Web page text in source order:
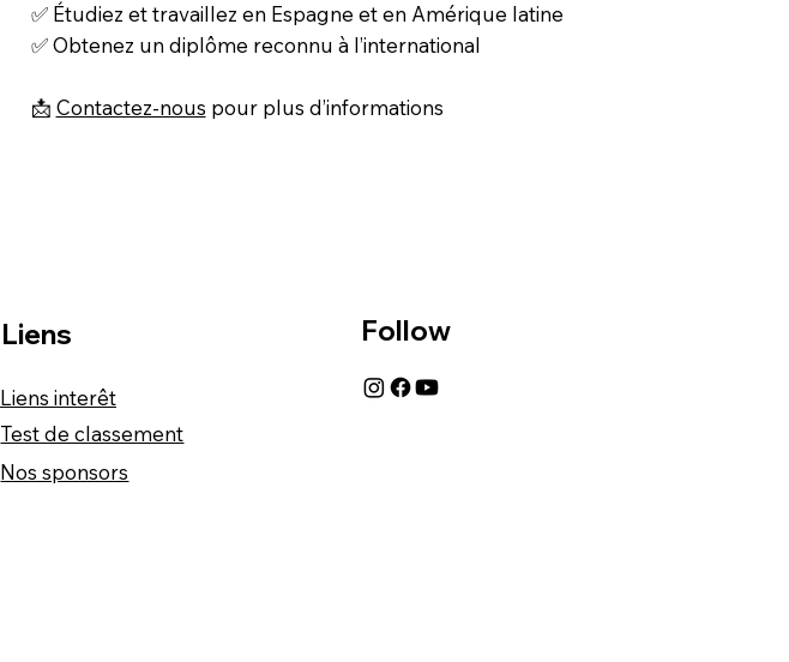
✅ Étudiez et travaillez en Espagne et en Amérique latine
✅ Obtenez un diplôme reconnu à l’international
📩 Contactez-nous pour plus d’informations
Liens
Liens interêt
Test de classement
Nos sponsors
Follow